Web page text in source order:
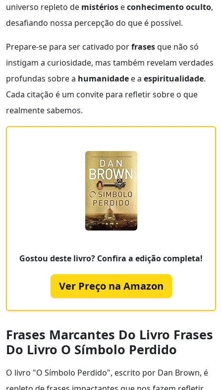
universo repleto de mistérios econhecimento oculto,
desafiando nossa percepção do que é possível.
Prepare-se para ser cativado porfrasesque não só
instigam a curiosidade, mas também revelam verdades
profundas sobre a humanidade e a espiritualidade.
Cada citação é um convite para refletir sobre o que
realmente sabemos.
Gostou deste livro? Confira a edição completa!
Ver Preço na Amazon
Frases Marcantes Do Livro Frases
Do Livro O Símbolo Perdido
O livro "O Símbolo Perdido", escrito por Dan Brown, é